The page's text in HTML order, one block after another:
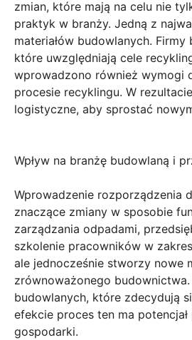
zmian, które mają na celu nie
praktyk w branży. Jedną z
materiałów budowlanych.
które uwzględniają cele
wprowadzono również wymogi
procesie recyklingu. W
logistyczne, aby sprostać
Wpływ na branżę budowlaną i
Wprowadzenie rozporządzenia
znaczące zmiany w sposobie
zarządzania odpadami,
szkolenie pracowników w
ale jednocześnie stworzy nowe
zrównoważonego
budowlanych, które zdecydują
efekcie proces ten ma
gospodarki.